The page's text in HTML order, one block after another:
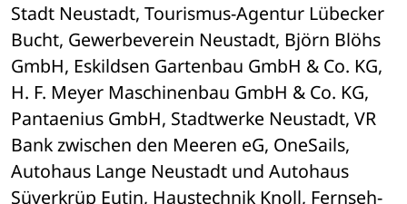
Stadt Neustadt, Tourismus-Agentur Lübecker
Bucht, Gewerbeverein Neustadt, Björn Blöhs
GmbH, Eskildsen Gartenbau GmbH & Co. KG,
H. F. Meyer Maschinenbau GmbH & Co. KG,
Pantaenius GmbH, Stadtwerke Neustadt, VR
Bank zwischen den Meeren eG, OneSails,
Autohaus Lange Neustadt und Autohaus
Süverkrüp Eutin, Haustechnik Knoll, Fernseh-